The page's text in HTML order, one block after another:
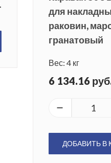
для
раковин,
гранатовый
Вес: 4 кг
6 134.16
ДОБАВИТЬ В